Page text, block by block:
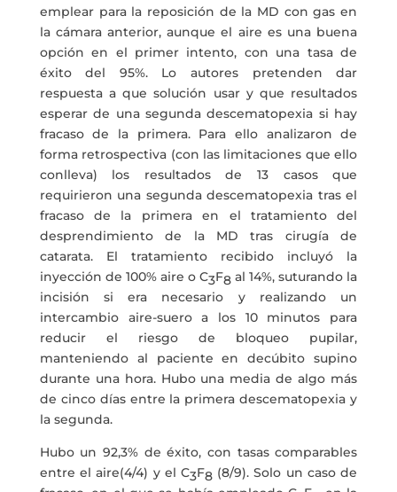
emplear para la reposición de la MD con gas en
la cámara anterior, aunque el aire es una buena
opción en el primer intento, con una tasa de
éxito del 95%. Lo autores pretenden dar
respuesta a que solución usar y que resultados
esperar de una segunda descematopexia si hay
fracaso de la primera. Para ello analizaron de
forma retrospectiva (con las limitaciones que ello
conlleva) los resultados de 13 casos que
requirieron una segunda descematopexia tras el
fracaso de la primera en el tratamiento del
desprendimiento de la MD tras cirugía de
catarata. El tratamiento recibido incluyó la
inyección de 100% aire o C3F8 al 14%, suturando la
incisión si era necesario y realizando un
intercambio aire-suero a los 10 minutos para
reducir el riesgo de bloqueo pupilar,
manteniendo al paciente en decúbito supino
durante una hora. Hubo una media de algo más
de cinco días entre la primera descematopexia y
la segunda.
Hubo un 92,3% de éxito, con tasas comparables
entre el aire(4/4) y el C3F8 (8/9). Solo un caso de